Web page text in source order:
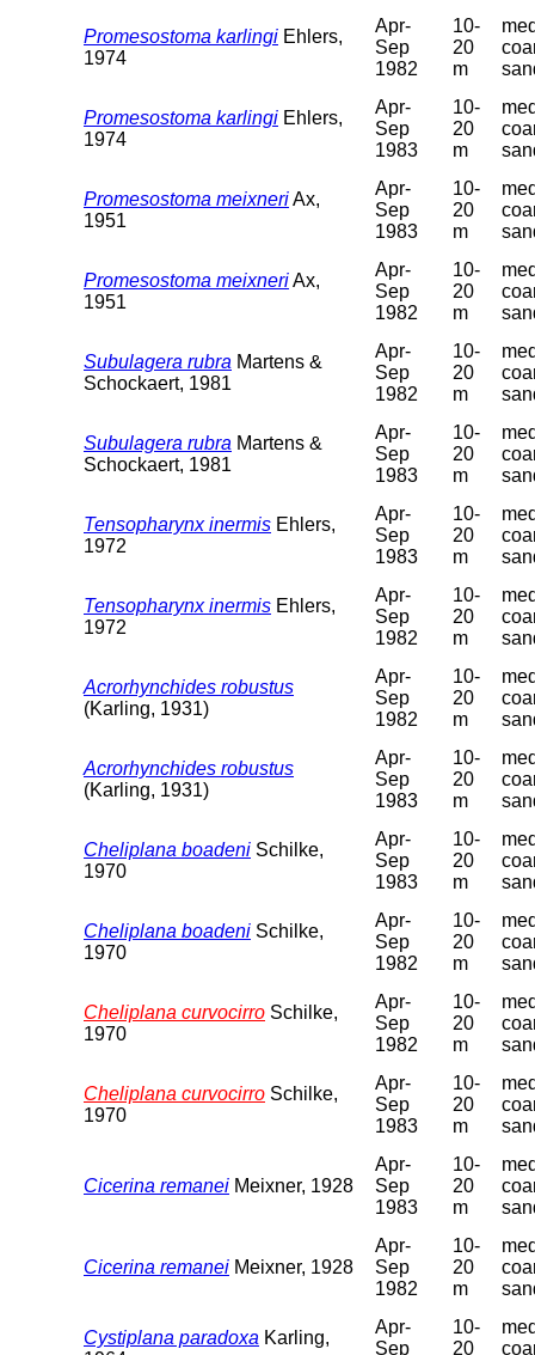
Promesostoma karlingi Ehlers,
1974
Apr-
Sep
1982
10-
20
m
Promesostoma karlingi Ehlers,
1974
Apr-
Sep
1983
10-
20
m
Promesostoma meixneriAx,
1951
Apr-
Sep
1983
10-
20
m
Promesostoma meixneriAx,
1951
Apr-
Sep
1982
10-
20
m
Subulagera rubra Martens &
Schockaert, 1981
Apr-
Sep
1982
10-
20
m
Subulagera rubra Martens &
Schockaert, 1981
Apr-
Sep
1983
10-
20
m
Tensopharynx inermis Ehlers,
1972
Apr-
Sep
1983
10-
20
m
Tensopharynx inermis Ehlers,
1972
Apr-
Sep
1982
10-
20
m
Acrorhynchides robustus
(Karling, 1931)
Apr-
Sep
1982
10-
20
m
Acrorhynchides robustus
(Karling, 1931)
Apr-
Sep
1983
10-
20
m
Cheliplana boadeni Schilke,
1970
Apr-
Sep
1983
10-
20
m
Cheliplana boadeni Schilke,
1970
Apr-
Sep
1982
10-
20
m
Cheliplana curvocirro Schilke,
1970
Apr-
Sep
1982
10-
20
m
Cheliplana curvocirro Schilke,
1970
Apr-
Sep
1983
10-
20
m
Cicerina remanei Meixner, 1928
Apr-
Sep
1983
10-
20
m
Cicerina remanei Meixner, 1928
Apr-
Sep
1982
10-
20
m
Cystiplana paradoxa Karling,
Apr-
Sep
10-
20